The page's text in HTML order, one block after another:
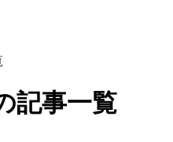
記事一覧